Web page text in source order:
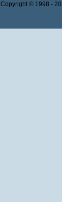
Copyright © 1998 -